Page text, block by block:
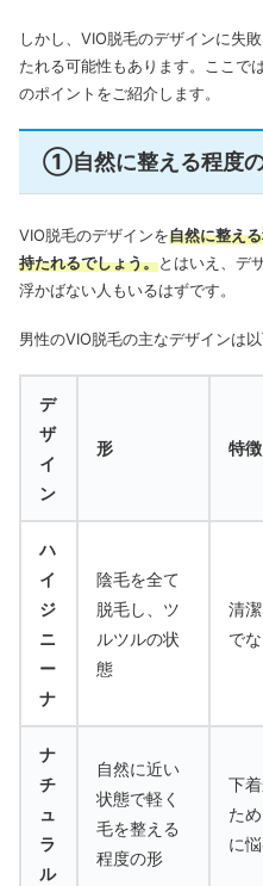
しかし、VIO脱毛のデザインに失
たれる可能性もあります。
ここで
のポイントをご紹介します。
①自然に整える程度
VIO脱毛のデザインを自然に整え
持たれるでしょう。とはいえ、デ
浮かばない人もいるはずです。
男性のVIO脱毛の主なデザインは以
デ
ザ
イ
ン
形 特徴
ハ
イ
ジ
ニ
ー
ナ
陰毛を全て
脱毛し、ツ
ルツルの状
態
清
で
ナ
チ
ュ
ラ
ル
自然に近い
状態で軽く
毛を整える
程度の形
下
た
に